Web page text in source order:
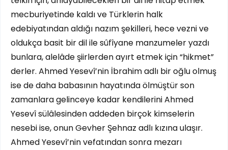
mecburiyetinde kaldı ve Türklerin halk
edebiyatından aldığı nazım şekilleri, hece vezni ve
oldukça basit bir dil ile sûfîyane manzumeler yazdı
bunlara, alelâde şiirlerden ayırt etmek için “hikmet”
derler. Ahmed Yesevî’nin İbrahim adlı bir oğlu olmuş
ise de daha babasının hayatında ölmüştür son
zamanlara gelinceye kadar kendilerini Ahmed
Yesevî sülâlesinden addeden birçok kimselerin
nesebi ise, onun Gevher Şehnaz adlı kızına ulaşır.
Ahmed Yesevî’nin vefatından sonra mezarı